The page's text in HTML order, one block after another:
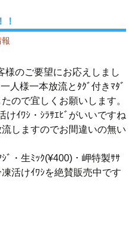
！
様のご要望にお応えしまし
人様一本放流とﾀｸﾞ付きﾏﾀﾞ
ので宜しくお願いします。
けｲﾜｼ・ｼﾗｻｴﾋﾞがいいですね
しますのでお間違いの無い
ﾞ・生ﾐｯｸ(¥400)・岬特製ｻｻ
活けｲﾜｼを絶賛販売中です